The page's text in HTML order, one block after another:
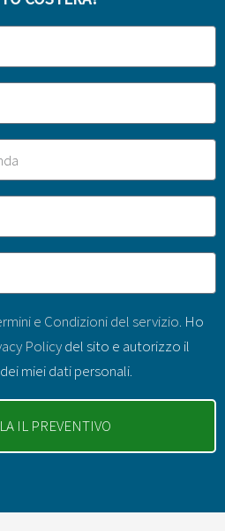
e Condizioni del servizio. Ho
Policydel sito e autorizzo il
miei dati personali.
IL PREVENTIVO